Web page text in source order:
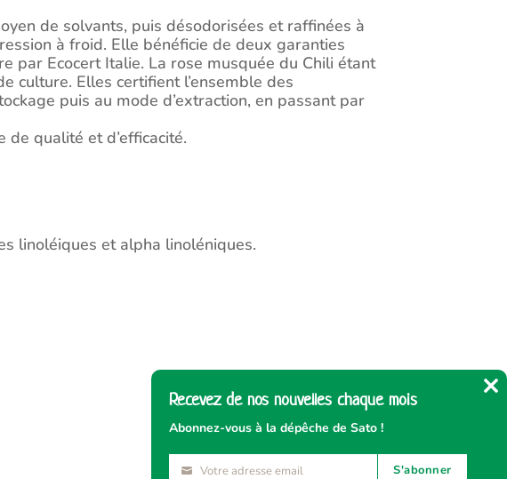
de solvants, puis désodorisées et raffinées à
à froid. Elle bénéficie de deux garanties
par Ecocert Italie. La rose musquée du Chili étant
culture. Elles certifient l’ensemble des
puis au mode d’extraction, en passant par
de qualité et d’efficacité.
linoléiques et alpha linoléniques.
JM
Recevez de nos nouvelles chaque mois
Abonnez-vous à la dépêche de Sato !
Votre adresse email S'abonner